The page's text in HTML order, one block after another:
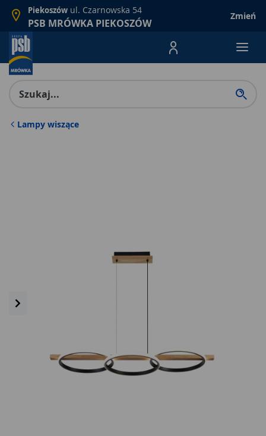
Piekoszów ul. Czarnowska 54
PSB MRÓWKA PIEKOSZÓW
Zmień
Menu Produktów,
Lampy wiszące